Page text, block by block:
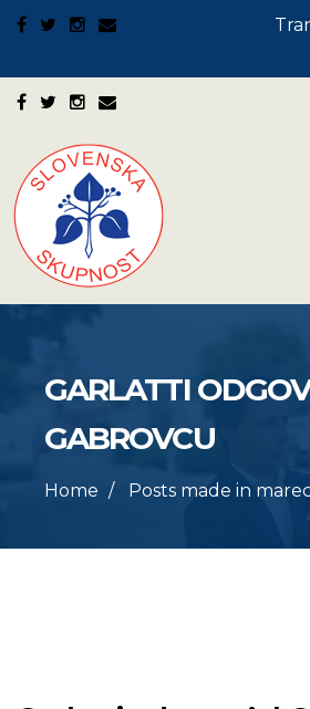
GARLATTI
GABROVCU
Home Posts made in